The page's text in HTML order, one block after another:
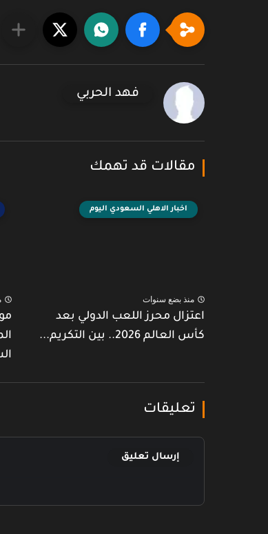
فهد الحربي
مقالات قد تهمك
اخبار الاهلي السعودي اليوم
منذ بضع سنوات
اعتزال محرز اللعب الدولي بعد
كأس العالم 2026.. بين التكريم...
تعليقات
إرسال تعليق